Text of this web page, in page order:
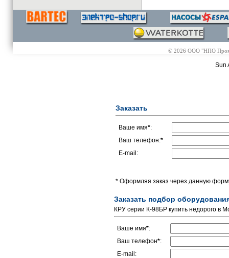
© 2026 ООО "НПО
Sun
Заказать
Ваше имя*:
Ваш телефон:*
E-mail:
* Оформляя заказ через данную
Заказать подбор
КРУ серии К-98БР купить недорого в
Ваше имя*:
Ваш телефон*:
E-mail: